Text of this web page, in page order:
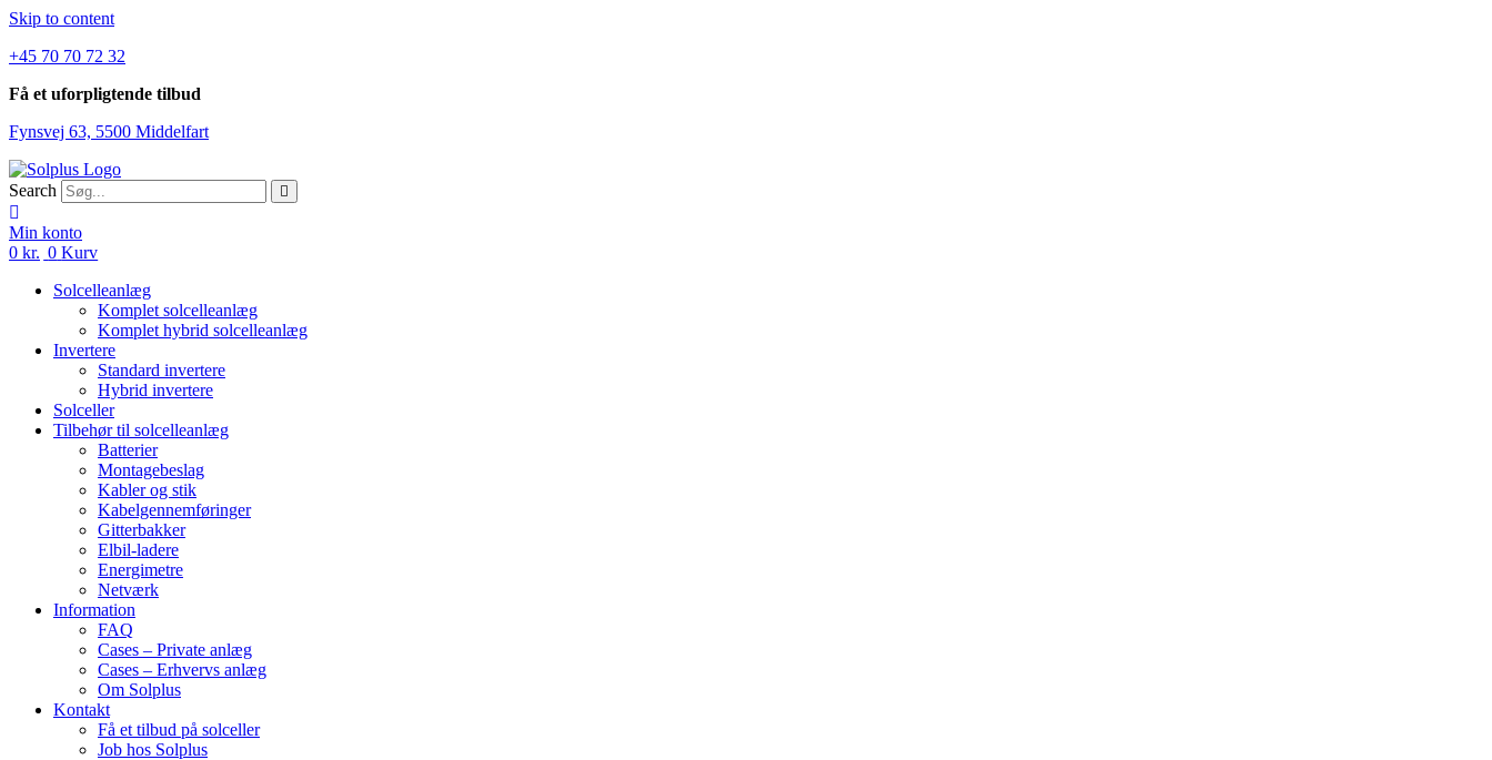
Skip to content
+45 70 70 72 32
Få et uforpligtende tilbud
Fynsvej 63, 5500 Middelfart
Search
Min konto
0 kr. 0 Kurv
Solcelleanlæg
Komplet solcelleanlæg
Komplet hybrid solcelleanlæg
Invertere
Standard invertere
Hybrid invertere
Solceller
Tilbehør til solcelleanlæg
Batterier
Montagebeslag
Kabler og stik
Kabelgennemføringer
Gitterbakker
Elbil-ladere
Energimetre
Netværk
Information
FAQ
Cases – Private anlæg
Cases – Erhvervs anlæg
Om Solplus
Kontakt
Få et tilbud på solceller
Job hos Solplus